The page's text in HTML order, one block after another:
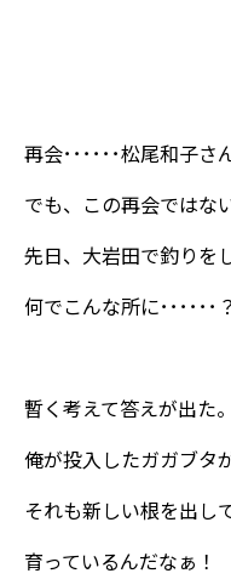
再会･･････松尾和子さ
でも、この再会ではな
先日、大岩田で釣りを
何でこんな所に･･････？
暫く考えて答えが出た。
俺が投入したガガブタ
それも新しい根を出し
育っているんだなぁ！